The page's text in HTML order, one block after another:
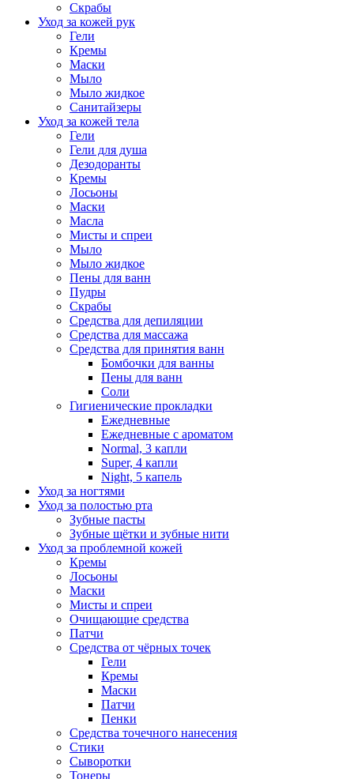
Скрабы
Уход за кожей рук
Гели
Кремы
Маски
Мыло
Мыло жидкое
Санитайзеры
Уход за кожей тела
Гели
Гели для душа
Дезодоранты
Кремы
Лосьоны
Маски
Масла
Мисты и спреи
Мыло
Мыло жидкое
Пены для ванн
Пудры
Скрабы
Средства для депиляции
Средства для массажа
Средства для принятия ванн
Бомбочки для ванны
Пены для ванн
Соли
Гигиенические прокладки
Ежедневные
Ежедневные с ароматом
Normal, 3 капли
Super, 4 капли
Night, 5 капель
Уход за ногтями
Уход за полостью рта
Зубные пасты
Зубные щётки и зубные нити
Уход за проблемной кожей
Кремы
Лосьоны
Маски
Мисты и спреи
Очищающие средства
Патчи
Средства от чёрных точек
Гели
Кремы
Маски
Патчи
Пенки
Средства точечного нанесения
Стики
Сыворотки
Тонеры